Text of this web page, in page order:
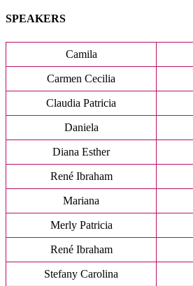
SPEAKERS
Camila
Carmen Cecilia
Claudia Patricia
Daniela
Diana Esther
René Ibraham
Mariana
Merly Patricia
René Ibraham
Stefany Carolina